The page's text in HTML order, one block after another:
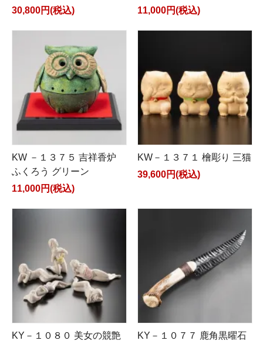
30,800円(税込)
11,000円(税込)
KW －１３７５ 吉祥香炉
ふくろう グリーン
11,000円(税込)
KW－１３７１ 檜彫り 三猫
39,600円(税込)
KY－１０８０ 美女の競艶
KY－１０７７ 鹿角黒曜石